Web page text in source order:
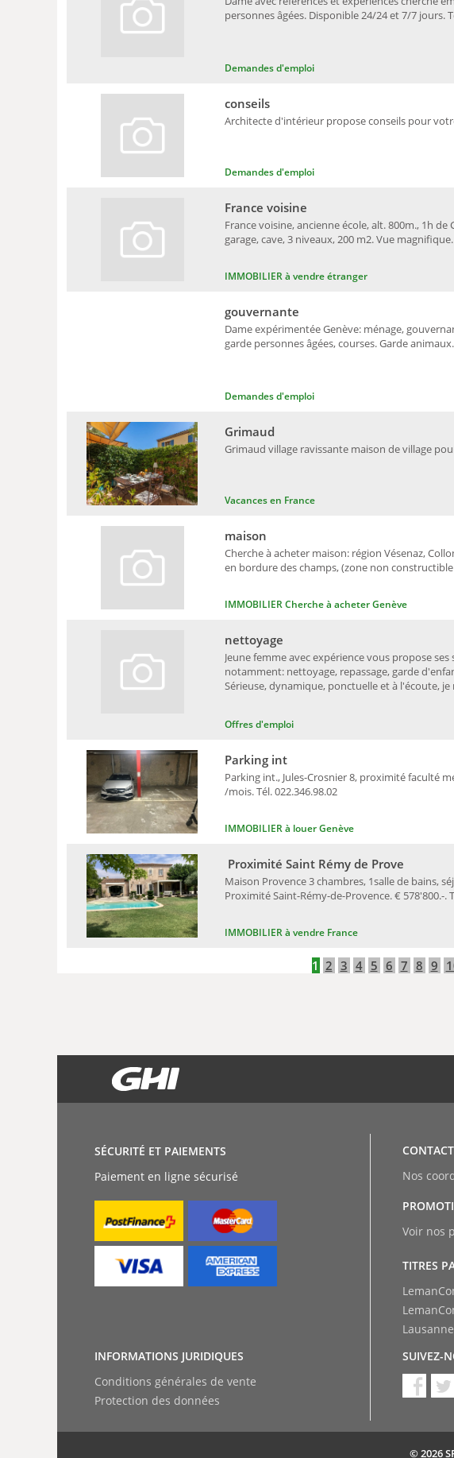
Demandes d'emploi
personnes âgées. Disponible 24/24 et 7/7 jours.
Demandes d'emploi
Architecte d'intérieur propose conseils pour
conseils
IMMOBILIER à vendre étranger
France voisine, ancienne école, alt. 800m., 1h de
garage, cave, 3 niveaux, 200 m2. Vue
France voisine
Demandes d'emploi
Dame expérimentée Genève: ménage,
garde personnes âgées, courses. Garde
gouvernante
Vacances en France
Grimaud village ravissante maison de village
Grimaud
IMMOBILIER Cherche à acheter Genève
Cherche à acheter maison: région Vésenaz,
en bordure des champs, (zone non constructible
maison
Offres d'emploi
Jeune femme avec expérience vous propose
notamment: nettoyage, repassage, garde
Sérieuse, dynamique, ponctuelle et à l'écoute,
nettoyage
IMMOBILIER à louer Genève
Parking int., Jules-Crosnier 8, proximité faculté
/mois. Tél. 022.346.98.02
Parking int
IMMOBILIER à vendre France
Maison Provence 3 chambres, 1salle de bains,
Proximité Saint-Rémy-de-Provence. € 578'800.-.
Proximité Saint Rémy de Prove
1 2 3 4 5 6 7 8 9
Protection des données
Conditions générales de vente
INFORMATIONS JURIDIQUES
Paiement en ligne sécurisé
SÉCURITÉ ET PAIEMENTS
TITRES
Voir nos
Nos
CONTACT
SUIVEZ-
© 2026